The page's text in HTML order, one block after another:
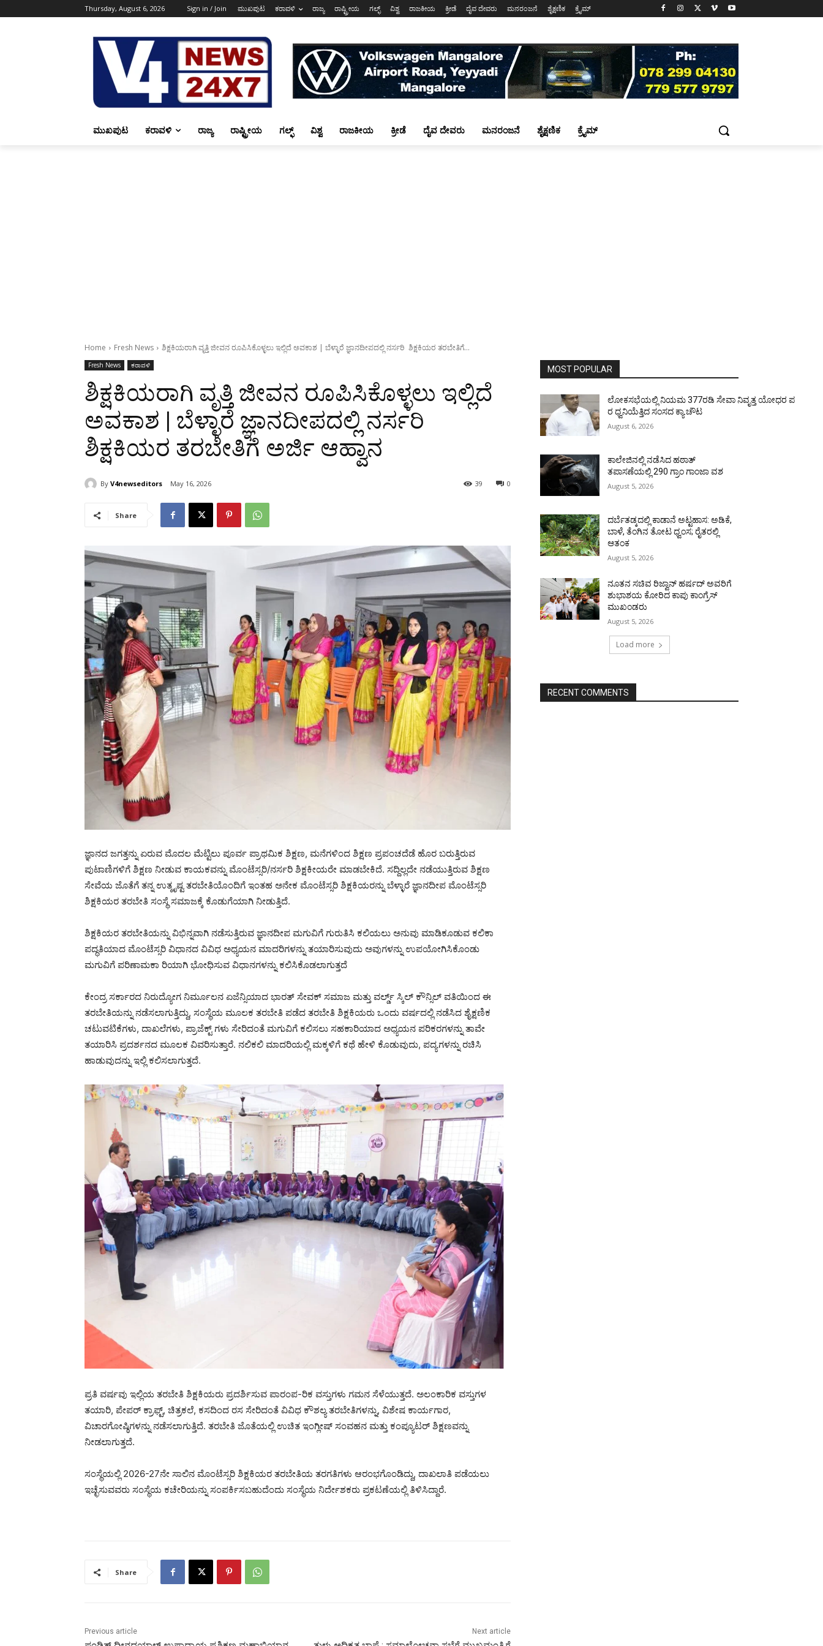
Thursday, August 6, 2026 Sign in / Join ಮುಖಪುಟ ಕರಾವಳಿ ರಾಜ್ಯ ರಾಷ್ಟ್ರೀಯ ಗಲ್ಫ್ ವಿಶ್ವ ರಾಜಕೀಯ ಕ್ರೀಡೆ ದೈವ ದೇವರು ಮನರಂಜನೆ ಶೈಕ್ಷಣಿಕ ಕ್ರೈಮ್
ಮುಖಪುಟ ಕರಾವಳಿ ರಾಜ್ಯ ರಾಷ್ಟ್ರೀಯ ಗಲ್ಫ್ ವಿಶ್ವ ರಾಜಕೀಯ ಕ್ರೀಡೆ ದೈವ ದೇವರು ಮನರಂಜನೆ ಶೈಕ್ಷಣಿಕ ಕ್ರೈಮ್
Home Fresh News ಶಿಕ್ಷಕಿಯರಾಗಿ ವೃತ್ತಿ ಜೀವನ ರೂಪಿಸಿಕೊಳ್ಳಲು ಇಲ್ಲಿದೆ ಅವಕಾಶ | ಬೆಳ್ಳಾರೆ ಜ್ಞಾನದೀಪದಲ್ಲಿ ನರ್ಸರಿ ಶಿಕ್ಷಕಿಯರ ತರಬೇತಿಗೆ...
Fresh News ಕರಾವಳಿ
ಶಿಕ್ಷಕಿಯರಾಗಿ ವೃತ್ತಿ ಜೀವನ ರೂಪಿಸಿಕೊಳ್ಳಲು ಇಲ್ಲಿದೆ
ಅವಕಾಶ | ಬೆಳ್ಳಾರೆ ಜ್ಞಾನದೀಪದಲ್ಲಿ ನರ್ಸರಿ
ಶಿಕ್ಷಕಿಯರ ತರಬೇತಿಗೆ ಅರ್ಜಿ ಆಹ್ವಾನ
By V4newseditors May 16, 2026 0
39
Share
ಜ್ಞಾನದ ಜಗತ್ತನ್ನು ಏರುವ ಮೊದಲ ಮೆಟ್ಟಿಲು ಪೂರ್ವ ಪ್ರಾಥಮಿಕ ಶಿಕ್ಷಣ, ಮನೆಗಳಿಂದ ಶಿಕ್ಷಣ ಪ್ರಪಂಚದೆಡೆ ಹೊರ ಬರುತ್ತಿರುವ
ಪುಟಾಣಿಗಳಿಗೆ ಶಿಕ್ಷಣ ನೀಡುವ ಕಾಯಕವನ್ನು ಮೊಂಟೆಸ್ಸರಿ/ನರ್ಸರಿ ಶಿಕ್ಷಕೀಯರೇ ಮಾಡಬೇಕಿದೆ. ಸದ್ದಿಲ್ಲದೇ ನಡೆಯುತ್ತಿರುವ ಶಿಕ್ಷಣ
ಸೇವೆಯ ಜೊತೆಗೆ ತನ್ನ ಉತ್ಕೃಷ್ಟ ತರಬೇತಿಯೊಂದಿಗೆ ಇಂತಹ ಅನೇಕ ಮೊಂಟೆಸ್ಸರಿ ಶಿಕ್ಷಕಿಯರನ್ನು ಬೆಳ್ಳಾರೆ ಜ್ಞಾನದೀಪ ಮೊಂಟೆಸ್ಸರಿ
ಶಿಕ್ಷಕಿಯರ ತರಬೇತಿ ಸಂಸ್ಥೆ ಸಮಾಜಕ್ಕೆ ಕೊಡುಗೆಯಾಗಿ ನೀಡುತ್ತಿದೆ.
ಶಿಕ್ಷಕಿಯರ ತರಬೇತಿಯನ್ನು ವಿಭಿನ್ನವಾಗಿ ನಡೆಸುತ್ತಿರುವ ಜ್ಞಾನದೀಪ ಮಗುವಿಗೆ ಗುರುತಿಸಿ ಕಲಿಯಲು ಅನುವು ಮಾಡಿಕೂಡುವ ಕಲಿಕಾ
ಪದ್ಧತಿಯಾದ ಮೊಂಟೆಸ್ಸರಿ ವಿಧಾನದ ವಿವಿಧ ಅಧ್ಯಯನ ಮಾದರಿಗಳನ್ನು ತಯಾರಿಸುವುದು ಅವುಗಳನ್ನು ಉಪಯೋಗಿಸಿಕೊಂಡು
ಮಗುವಿಗೆ ಪರಿಣಾಮಕಾ ರಿಯಾಗಿ ಭೋಧಿಸುವ ವಿಧಾನಗಳನ್ನು ಕಲಿಸಿಕೊಡಲಾಗುತ್ತದೆ
ಕೇಂದ್ರ ಸರ್ಕಾರದ ನಿರುದ್ಯೋಗ ನಿರ್ಮೂಲನ ಏಜೆನ್ಸಿಯಾದ ಭಾರತ್ ಸೇವಕ್ ಸಮಾಜ ಮತ್ತು ವರ್ಲ್ಡ್ ಸ್ಕಿಲ್ ಕೌನ್ಸಿಲ್ ವತಿಯಿಂದ ಈ
ತರಬೇತಿಯನ್ನು ನಡೆಸಲಾಗುತ್ತಿದ್ದು, ಸಂಸ್ಥೆಯ ಮೂಲಕ ತರಬೇತಿ ಪಡೆದ ತರಬೇತಿ ಶಿಕ್ಷಕಿಯರು ಒಂದು ವರ್ಷದಲ್ಲಿ ನಡೆಸಿದ ಶೈಕ್ಷಣಿಕ
ಚಟುವಟಿಕೆಗಳು, ದಾಖಲೆಗಳು, ಪ್ರಾಜೆಕ್ಟ್ ಗಳು ಸೇರಿದಂತೆ ಮಗುವಿಗೆ ಕಲಿಸಲು ಸಹಕಾರಿಯಾದ ಅಧ್ಯಯನ ಪರಿಕರಗಳನ್ನು ತಾವೇ
ತಯಾರಿಸಿ ಪ್ರದರ್ಶನದ ಮೂಲಕ ವಿವರಿಸುತ್ತಾರೆ. ನಲಿಕಲಿ ಮಾದರಿಯಲ್ಲಿ ಮಕ್ಕಳಿಗೆ ಕಥೆ ಹೇಳಿ ಕೊಡುವುದು, ಪದ್ಯಗಳನ್ನು ರಚಿಸಿ
ಹಾಡುವುದನ್ನು ಇಲ್ಲಿ ಕಲಿಸಲಾಗುತ್ತದೆ.
ಪ್ರತಿ ವರ್ಷವು ಇಲ್ಲಿಯ ತರಬೇತಿ ಶಿಕ್ಷಕಿಯರು ಪ್ರದರ್ಶಿಸುವ ಪಾರಂಪ-ರಿಕ ವಸ್ತುಗಳು ಗಮನ ಸೆಳೆಯುತ್ತದೆ. ಅಲಂಕಾರಿಕ ವಸ್ತುಗಳ
ತಯಾರಿ, ಪೇಪರ್ ಕ್ರಾಫ್ಟ್, ಚಿತ್ರಕಲೆ, ಕಸದಿಂದ ರಸ ಸೇರಿದಂತೆ ವಿವಿಧ ಕೌಶಲ್ಯ ತರಬೇತಿಗಳನ್ನು, ವಿಶೇಷ ಕಾರ್ಯಗಾರ,
ವಿಚಾರಗೋಷ್ಠಿಗಳನ್ನು ನಡೆಸಲಾಗುತ್ತಿದೆ. ತರಬೇತಿ ಜೊತೆಯಲ್ಲಿ ಉಚಿತ ಇಂಗ್ಲೀಷ್ ಸಂವಹನ ಮತ್ತು ಕಂಪ್ಯೂಟರ್ ಶಿಕ್ಷಣವನ್ನು
ನೀಡಲಾಗುತ್ತದೆ.
ಸಂಸ್ಥೆಯಲ್ಲಿ 2026-27ನೇ ಸಾಲಿನ ಮೊಂಟೆಸ್ಸರಿ ಶಿಕ್ಷಕಿಯರ ತರಬೇತಿಯ ತರಗತಿಗಳು ಆರಂಭಗೊಂಡಿದ್ದು, ದಾಖಲಾತಿ ಪಡೆಯಲು
ಇಚ್ಛೆಸುವವರು ಸಂಸ್ಥೆಯ ಕಚೇರಿಯನ್ನು ಸಂಪರ್ಕಿಸಬಹುದೆಂದು ಸಂಸ್ಥೆಯ ನಿರ್ದೇಶಕರು ಪ್ರಕಟಣೆಯಲ್ಲಿ ತಿಳಿಸಿದ್ದಾರೆ.
Share
Previous article Next article
MOST POPULAR
ಲೋಕಸಭೆಯಲ್ಲಿ ನಿಯಮ 377ರಡಿ ಸೇವಾ ನಿವೃತ್ತ ಯೋಧರ ಪ
ರ ಧ್ವನಿಯೆತ್ತಿದ ಸಂಸದ ಕ್ಯಾ.ಚೌಟ
August 6, 2026
ಕಾಲೇಜಿನಲ್ಲಿ ನಡೆಸಿದ ಹಠಾತ್
ತಪಾಸಣೆಯಲ್ಲಿ 290 ಗ್ರಾಂ ಗಾಂಜಾ ವಶ
August 5, 2026
ದರ್ಬೆತಡ್ಕದಲ್ಲಿ ಕಾಡಾನೆ ಅಟ್ಟಹಾಸ: ಅಡಿಕೆ,
ಬಾಳೆ, ತೆಂಗಿನ ತೋಟ ಧ್ವಂಸ; ರೈತರಲ್ಲಿ
ಆತಂಕ
August 5, 2026
ನೂತನ ಸಚಿವ ರಿಜ್ವಾನ್ ಹರ್ಷದ್ ಅವರಿಗೆ
ಶುಭಾಶಯ ಕೋರಿದ ಕಾಪು ಕಾಂಗ್ರೆಸ್
ಮುಖಂಡರು
August 5, 2026
Load more
RECENT COMMENTS